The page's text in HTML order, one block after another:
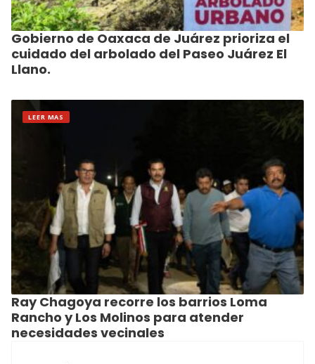
Gobierno de Oaxaca de Juárez prioriza el
cuidado del arbolado del Paseo Juárez El
Llano.
LEER MAS
Ray Chagoya recorre los barrios Loma
Rancho y Los Molinos para atender
necesidades vecinales